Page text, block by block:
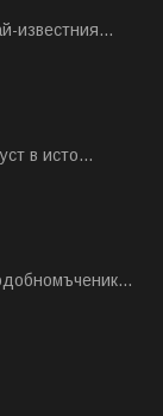
известния...
в исто...